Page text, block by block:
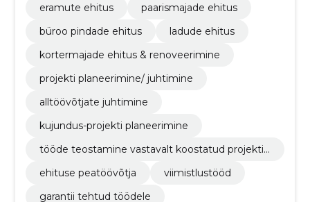
eramute ehitus
paarismajade ehitus
büroo pindade ehitus
ladude ehitus
kortermajade ehitus & renoveerimine
projekti planeerimine/ juhtimine
alltöövõtjate juhtimine
kujundus-projekti planeerimine
tööde teostamine vastavalt koostatud projektid
ehituse peatöövõtja
viimistlustööd
garantii tehtud töödele